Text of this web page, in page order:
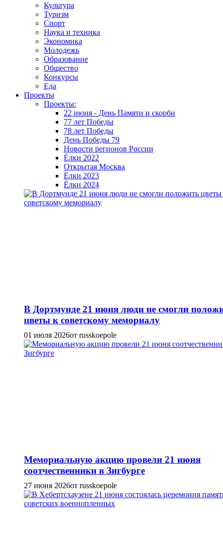
Культура
Туризм
Спорт
Наука и техника
Экономика
Молодежь
Образование
Общество
Конкурсы
Еда
Проекты
Проекты:
22 июня - День Памяти и скорби
77 лет Победы
78 лет Победы
День Победы 79
Новости регионов России
Ёлки 2022
Открытая Москва
Ёлки 2023
Ёлки 2024
В Дортмунде 21 июня люди не смогли
цветы к советскому мемориалу
01 июля 2026от russkoepole
Мемориальную акцию провели 21 июня
соотчественники в Зигбурге
27 июня 2026от russkoepole